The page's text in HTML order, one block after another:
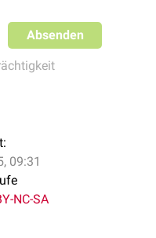
Absenden
09:31
NC-SA